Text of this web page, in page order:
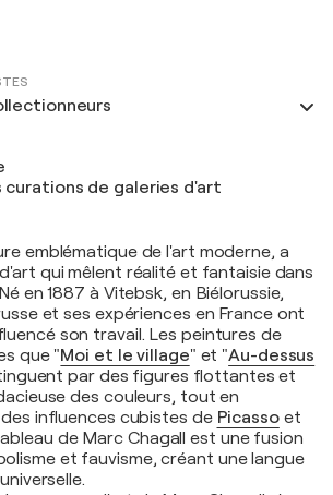
curations de galeries d'art
emblématique de l'art moderne, a
qui mêlent réalité et fantaisie dans
en 1887 à Vitebsk, en Biélorussie,
et ses expériences en France ont
son travail. Les peintures de
que "Moi et le village" et "Au-dessus
par des figures flottantes et
des couleurs, tout en
influences cubistes de Picasso et
de Marc Chagall est une fusion
et fauvisme, créant une langue